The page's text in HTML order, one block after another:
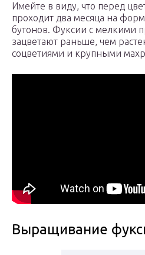
Имейте в виду, что перед
проходит два месяца на
бутонов. Фуксии с мелкими
зацветают раньше, чем
соцветиями и крупными
Выращивание